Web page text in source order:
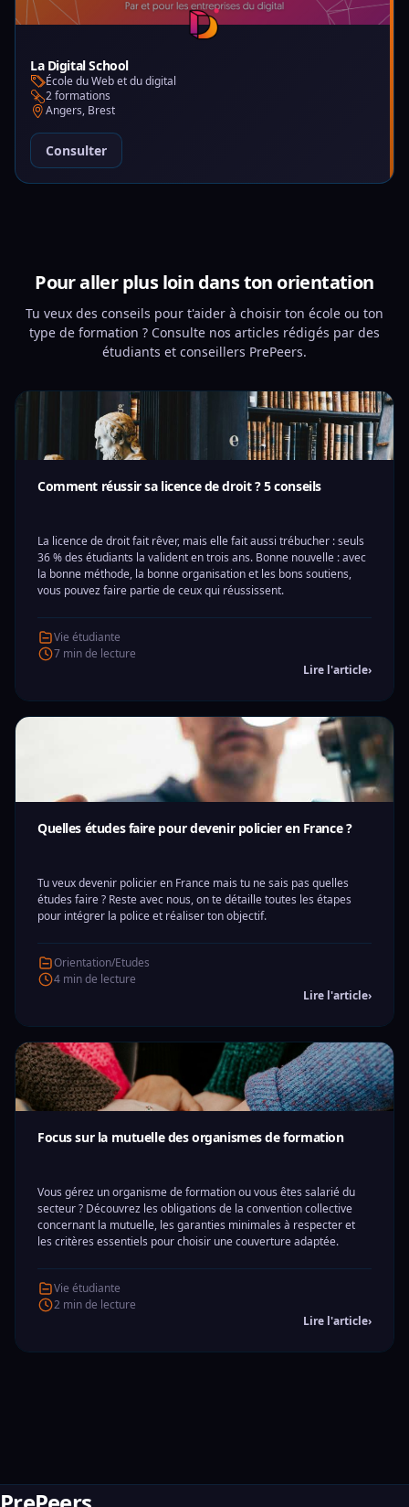
La Digital School
École du Web et du digital
2 formations
Angers, Brest
Consulter
Pour aller plus loin dans ton orientation
Tu veux des conseils pour t'aider à choisir ton école ou ton
type de formation ? Consulte nos articles rédigés par des
étudiants et conseillers PrePeers.
Comment réussir sa licence de droit ? 5 conseils
La licence de droit fait rêver, mais elle fait aussi trébucher : seuls
36 % des étudiants la valident en trois ans. Bonne nouvelle : avec
la bonne méthode, la bonne organisation et les bons soutiens,
vous pouvez faire partie de ceux qui réussissent.
Vie étudiante
7 min de lecture
Lire l'article›
Quelles études faire pour devenir policier en France ?
Tu veux devenir policier en France mais tu ne sais pas quelles
études faire ? Reste avec nous, on te détaille toutes les étapes
pour intégrer la police et réaliser ton objectif.
Orientation/Etudes
4 min de lecture
Lire l'article›
Focus sur la mutuelle des organismes de formation
Vous gérez un organisme de formation ou vous êtes salarié du
secteur ? Découvrez les obligations de la convention collective
concernant la mutuelle, les garanties minimales à respecter et
les critères essentiels pour choisir une couverture adaptée.
Vie étudiante
2 min de lecture
Lire l'article›